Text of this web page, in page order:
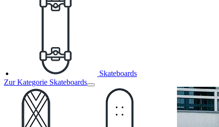
Skateboards
Zur Kategorie Skateboards